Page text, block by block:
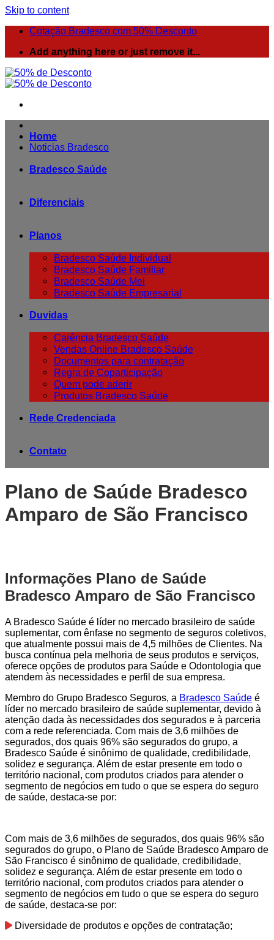
Skip to content
Cotação Bradesco com 50% Desconto
Add anything here or just remove it...
Noticias Bradesco
Home
Bradesco Saúde
Diferenciais
Planos
Bradesco Saúde Individual
Bradesco Saúde Familiar
Bradesco Saúde Mei
Bradesco Saúde Empresarial
Duvidas
Carência Bradesco Saúde
Vendas Online Bradesco Saúde
Documentos para contratação
Regra de Coparticipação
Quem pode aderir
Produtos Bradesco Saúde
Rede Credenciada
Contato
Plano de Saúde Bradesco
Amparo de São Francisco
Informações Plano de Saúde
Bradesco Amparo de São Francisco
A Bradesco Saúde é líder no mercado brasileiro de saúde
suplementar, com ênfase no segmento de seguros coletivos,
que atualmente possui mais de 4,5 milhões de Clientes. Na
busca contínua pela melhoria de seus produtos e serviços,
oferece opções de produtos para Saúde e Odontologia que
atendem às necessidades e perfil de sua empresa.
Membro do Grupo Bradesco Seguros, a Bradesco Saúde é
líder no mercado brasileiro de saúde suplementar, devido à
atenção dada às necessidades dos segurados e à parceria
com a rede referenciada. Com mais de 3,6 milhões de
segurados, dos quais 96% são segurados do grupo, a
Bradesco Saúde é sinônimo de qualidade, credibilidade,
solidez e segurança. Além de estar presente em todo o
território nacional, com produtos criados para atender o
segmento de negócios em tudo o que se espera do seguro
de saúde, destaca-se por:
Com mais de 3,6 milhões de segurados, dos quais 96% são
segurados do grupo, o Plano de Saúde Bradesco Amparo de
São Francisco é sinônimo de qualidade, credibilidade,
solidez e segurança. Além de estar presente em todo o
território nacional, com produtos criados para atender o
segmento de negócios em tudo o que se espera do seguro
de saúde, destaca-se por:
Diversidade de produtos e opções de contratação;